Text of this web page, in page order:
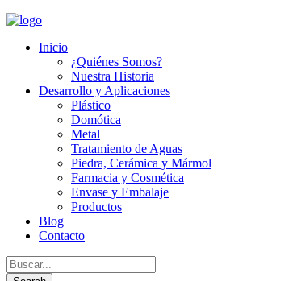
Inicio
¿Quiénes Somos?
Nuestra Historia
Desarrollo y Aplicaciones
Plástico
Domótica
Metal
Tratamiento de Aguas
Piedra, Cerámica y Mármol
Farmacia y Cosmética
Envase y Embalaje
Productos
Blog
Contacto